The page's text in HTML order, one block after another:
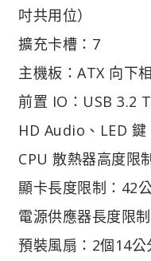
吋共用位）
擴充卡槽：7
主機板：ATX 向下
前置 IO：USB 3.2
HD Audio、LED 鍵
CPU 散熱器高度限
顯卡長度限制：42
電源供應器長度限
預裝風扇：2個14